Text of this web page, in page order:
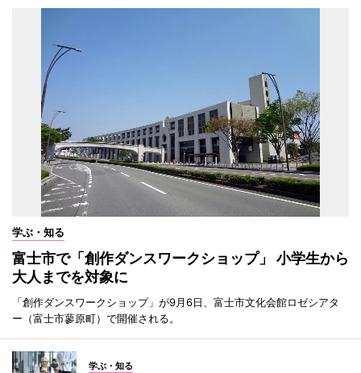
学ぶ・知る
富士市で「創作ダンスワークショップ」 小学生から
大人までを対象に
「創作ダンスワークショップ」が9月6日、富士市文化会館ロゼシアタ
ー（富士市蓼原町）で開催される。
学ぶ・知る